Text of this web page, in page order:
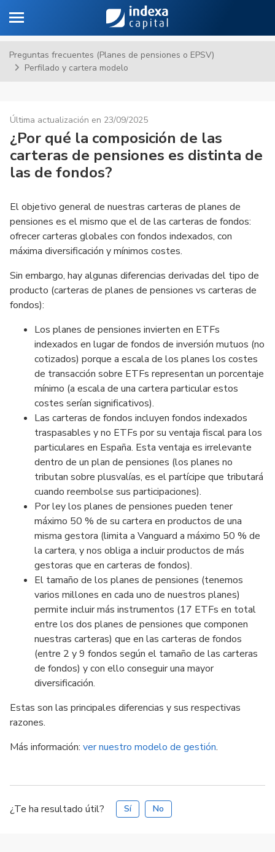
Toggle navigation
Preguntas frecuentes (Planes de pensiones o EPSV)
Perfilado y cartera modelo
Última actualización en 23/09/2025
¿Por qué la composición de las
carteras de pensiones es distinta de
las de fondos?
El objetivo general de nuestras carteras de planes de
pensiones es el mismo que el de las carteras de fondos:
ofrecer carteras globales con fondos indexados, con
máxima diversificación y mínimos costes.
Sin embargo, hay algunas diferencias derivadas del tipo de
producto (carteras de planes de pensiones vs carteras de
fondos):
Los planes de pensiones invierten en ETFs
indexados en lugar de fondos de inversión mutuos (no
cotizados) porque a escala de los planes los costes
de transacción sobre ETFs representan un porcentaje
mínimo (a escala de una cartera particular estos
costes serían significativos).
Las carteras de fondos incluyen fondos indexados
traspasables y no ETFs por su ventaja fiscal para los
particulares en España. Esta ventaja es irrelevante
dentro de un plan de pensiones (los planes no
tributan sobre plusvalías, es el partícipe que tributará
cuando reembolse sus participaciones).
Por ley los planes de pensiones pueden tener
máximo 50 % de su cartera en productos de una
misma gestora (limita a Vanguard a máximo 50 % de
la cartera, y nos obliga a incluir productos de más
gestoras que en carteras de fondos).
El tamaño de los planes de pensiones (tenemos
varios millones en cada uno de nuestros planes)
permite incluir más instrumentos (17 ETFs en total
entre los dos planes de pensiones que componen
nuestras carteras) que en las carteras de fondos
(entre 2 y 9 fondos según el tamaño de las carteras
de fondos) y con ello conseguir una mayor
diversificación.
Estas son las principales diferencias y sus respectivas
razones.
Más información: ver nuestro modelo de gestión.
¿Te ha resultado útil? Sí No